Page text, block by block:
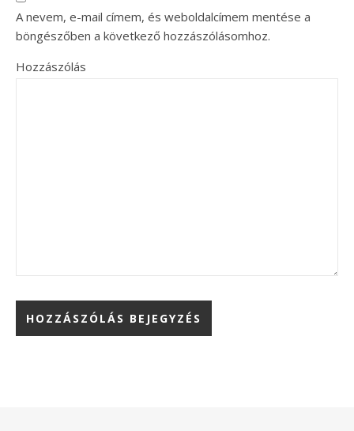
A nevem, e-mail címem, és weboldalcímem mentése a
böngészőben a következő hozzászólásomhoz.
Hozzászólás